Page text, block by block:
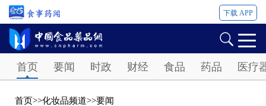
下载 APP
首页 要闻 时政 财经 食品 药品 医疗
首页>>化妆品频道>>要闻